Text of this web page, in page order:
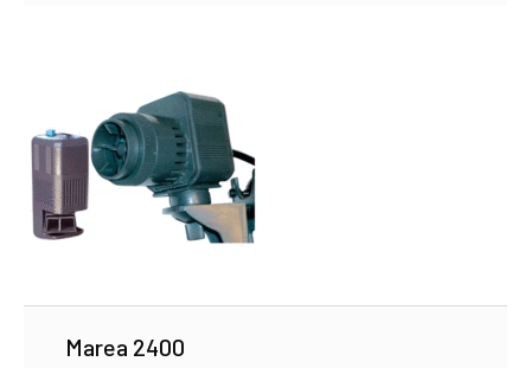
Marea 2400